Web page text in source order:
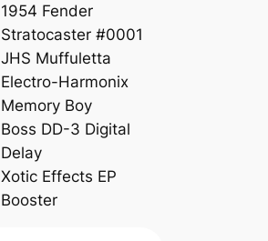
1954 Fender
Stratocaster #0001
JHS Muffuletta
Electro-Harmonix
Memory Boy
Boss DD-3 Digital
Delay
Xotic Effects EP
Booster